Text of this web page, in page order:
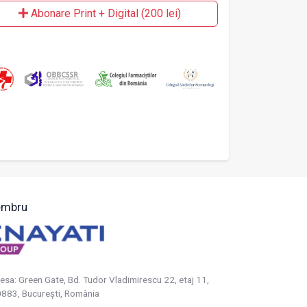
Abonare Print + Digital (200 lei)
Green Gate, Bd. Tudor Vladimirescu 22, etaj 11,
Bucureşti, România